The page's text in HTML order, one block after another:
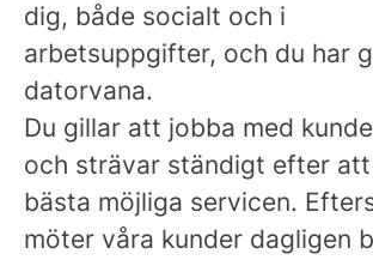
dig, både socialt och i
arbetsuppgifter, och du har
datorvana.
Du gillar att jobba med
och strävar ständigt efter
bästa möjliga servicen.
möter våra kunder dagligen